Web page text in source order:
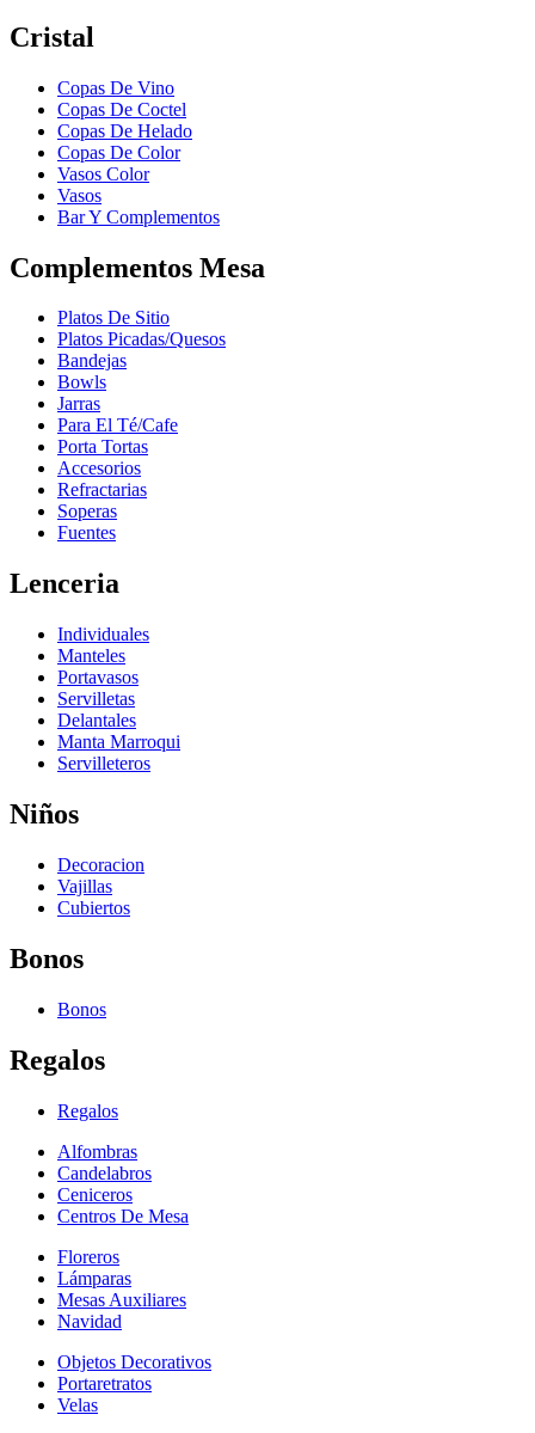
Cristal
Copas De Vino
Copas De Coctel
Copas De Helado
Copas De Color
Vasos Color
Vasos
Bar Y Complementos
Complementos Mesa
Platos De Sitio
Platos Picadas/Quesos
Bandejas
Bowls
Jarras
Para El Té/Cafe
Porta Tortas
Accesorios
Refractarias
Soperas
Fuentes
Lenceria
Individuales
Manteles
Portavasos
Servilletas
Delantales
Manta Marroqui
Servilleteros
Niños
Decoracion
Vajillas
Cubiertos
Bonos
Bonos
Regalos
Regalos
Alfombras
Candelabros
Ceniceros
Centros De Mesa
Floreros
Lámparas
Mesas Auxiliares
Navidad
Objetos Decorativos
Portaretratos
Velas